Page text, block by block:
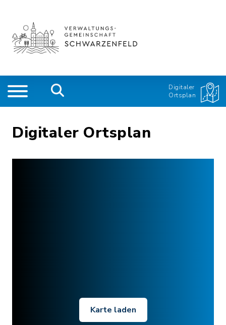
Digitaler
Ortsplan
Digitaler Ortsplan
Karte laden